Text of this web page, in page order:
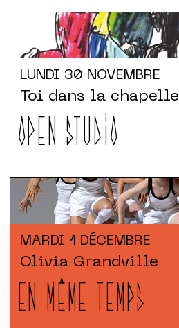
LUNDI 30 NOVEMBRE
OPEN STUDIO
Toi dans la chapelle
MARDI 1 DÉCEMBRE
EN MÊME TEMPS
Olivia Grandville